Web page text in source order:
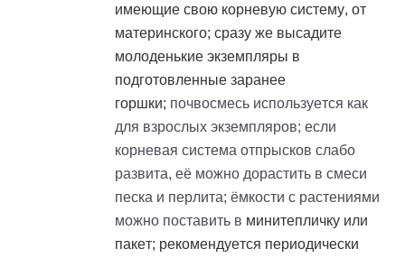
имеющие свою корневую систему, от
материнского; сразу же высадите
молоденькие экземпляры в
подготовленные заранее
горшки; почвосмесь используется как
для взрослых экземпляров; если
корневая система отпрысков слабо
развита, её можно дорастить в смеси
песка и перлита; ёмкости с растениями
можно поставить в минитепличку или
пакет; рекомендуется периодически